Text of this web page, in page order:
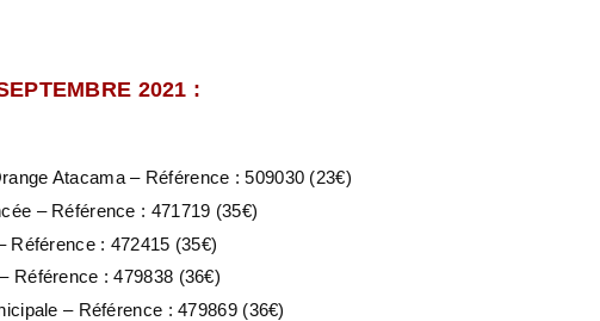
2021 :
Atacama – Référence : 509030 (23€)
– Référence : 471719 (35€)
Référence : 472415 (35€)
Référence : 479838 (36€)
– Référence : 479869 (36€)